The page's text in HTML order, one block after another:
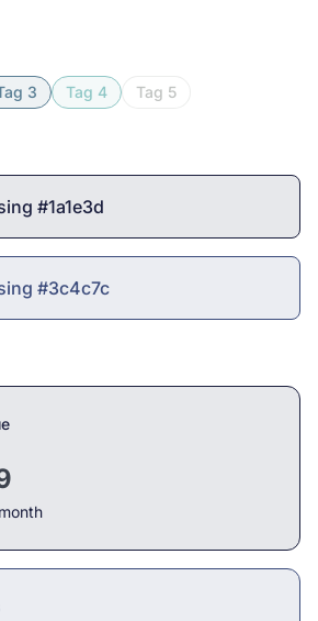
3 Tag 4 Tag 5
#1a1e3d
#3c4c7c